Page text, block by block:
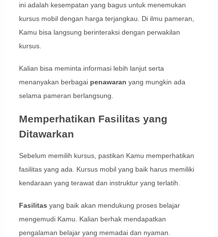
ini adalah kesempatan yang bagus untuk menemukan
kursus mobil dengan harga terjangkau. Di ilmu pameran,
Kamu bisa langsung berinteraksi dengan perwakilan
kursus.
Kalian bisa meminta informasi lebih lanjut serta
menanyakan berbagai penawaran yang mungkin ada
selama pameran berlangsung.
Memperhatikan Fasilitas yang
Ditawarkan
Sebelum memilih kursus, pastikan Kamu memperhatikan
fasilitas yang ada. Kursus mobil yang baik harus memiliki
kendaraan yang terawat dan instruktur yang terlatih.
Fasilitas yang baik akan mendukung proses belajar
mengemudi Kamu. Kalian berhak mendapatkan
pengalaman belajar yang memadai dan nyaman.